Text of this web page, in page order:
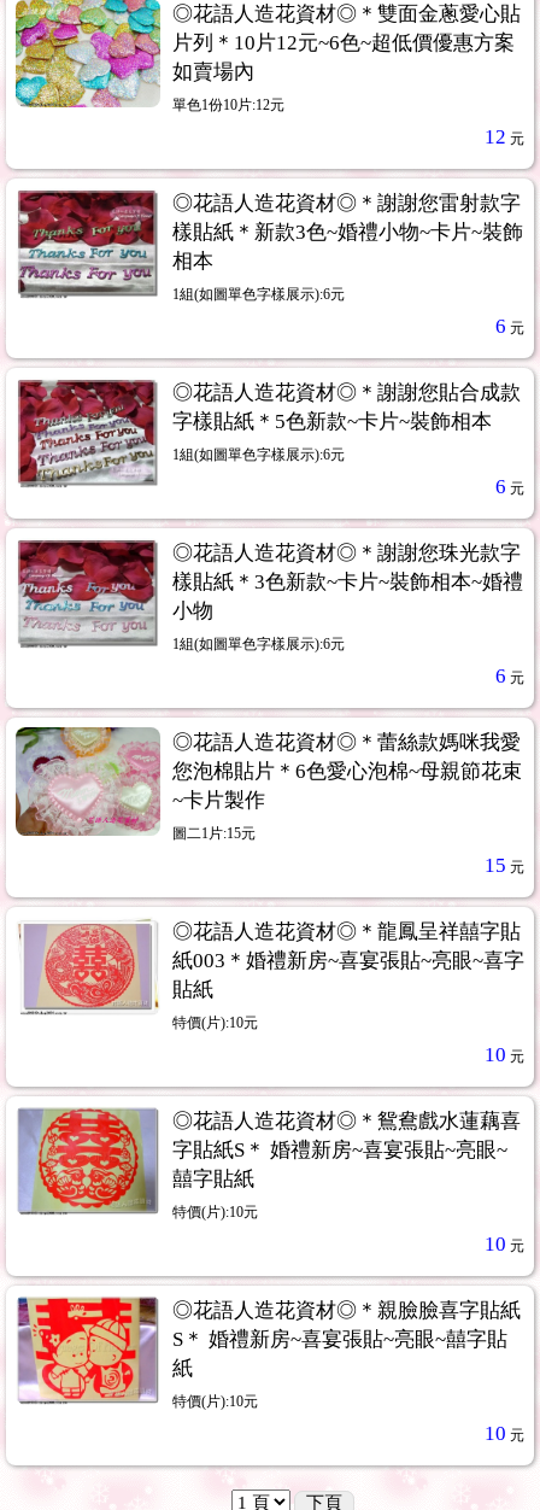
◎花語人造花資材◎＊雙面金蔥愛心貼
片列＊10片12元~6色~超低價優惠方案
如賣場內
單色1份10片:12元
12 元
◎花語人造花資材◎＊謝謝您雷射款字
樣貼紙＊新款3色~婚禮小物~卡片~裝飾
相本
1組(如圖單色字樣展示):6元
6 元
◎花語人造花資材◎＊謝謝您貼合成款
字樣貼紙＊5色新款~卡片~裝飾相本
1組(如圖單色字樣展示):6元
6 元
◎花語人造花資材◎＊謝謝您珠光款字
樣貼紙＊3色新款~卡片~裝飾相本~婚禮
小物
1組(如圖單色字樣展示):6元
6 元
◎花語人造花資材◎＊蕾絲款媽咪我愛
您泡棉貼片＊6色愛心泡棉~母親節花束
~卡片製作
圖二1片:15元
15 元
◎花語人造花資材◎＊龍鳳呈祥囍字貼
紙003＊婚禮新房~喜宴張貼~亮眼~喜字
貼紙
特價(片):10元
10 元
◎花語人造花資材◎＊鴛鴦戲水蓮藕喜
字貼紙S＊ 婚禮新房~喜宴張貼~亮眼~
囍字貼紙
特價(片):10元
10 元
◎花語人造花資材◎＊親臉臉喜字貼紙
S＊ 婚禮新房~喜宴張貼~亮眼~囍字貼
紙
特價(片):10元
10 元
下頁